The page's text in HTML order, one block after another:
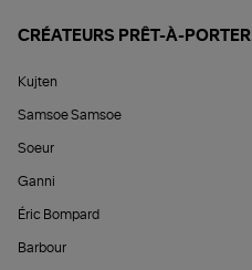
CRÉATEURS PRÊT-À-PORTER
Kujten
Samsoe Samsoe
Soeur
Ganni
Éric Bompard
Barbour